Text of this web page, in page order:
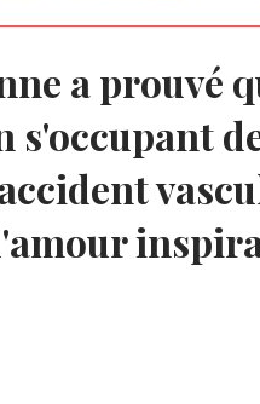
a prouvé
s'occupant